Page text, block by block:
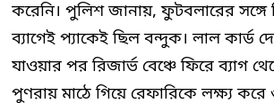
করেনি। পুলিশ জানায়, ফুটবলারের সঙ্গে
ব্যাগেই প্যাকেই ছিল বন্দুক। লাল কার্ড
যাওয়ার পর রিজার্ভ বেঞ্চে ফিরে ব্যাগ
পুণরায় মাঠে গিয়ে রেফারিকে লক্ষ্য